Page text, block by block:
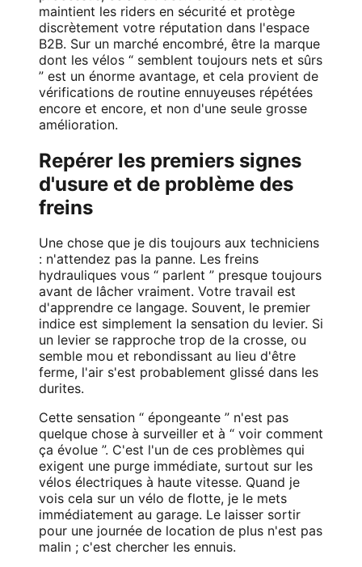
maintient les riders en sécurité et protège
discrètement votre réputation dans l'espace
B2B. Sur un marché encombré, être la marque
dont les vélos “ semblent toujours nets et sûrs
” est un énorme avantage, et cela provient de
vérifications de routine ennuyeuses répétées
encore et encore, et non d'une seule grosse
amélioration.
Repérer les premiers signes
d'usure et de problème des
freins
Une chose que je dis toujours aux techniciens
: n'attendez pas la panne. Les freins
hydrauliques vous “ parlent ” presque toujours
avant de lâcher vraiment. Votre travail est
d'apprendre ce langage. Souvent, le premier
indice est simplement la sensation du levier. Si
un levier se rapproche trop de la crosse, ou
semble mou et rebondissant au lieu d'être
ferme, l'air s'est probablement glissé dans les
durites.
Cette sensation “ épongeante ” n'est pas
quelque chose à surveiller et à “ voir comment
ça évolue ”. C'est l'un de ces problèmes qui
exigent une purge immédiate, surtout sur les
vélos électriques à haute vitesse. Quand je
vois cela sur un vélo de flotte, je le mets
immédiatement au garage. Le laisser sortir
pour une journée de location de plus n'est pas
malin ; c'est chercher les ennuis.